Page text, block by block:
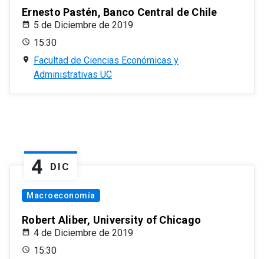
Ernesto Pastén, Banco Central de Chile
5 de Diciembre de 2019
15:30
Facultad de Ciencias Económicas y
Administrativas UC
4 DIC
Macroeconomía
Robert Aliber, University of Chicago
4 de Diciembre de 2019
15:30